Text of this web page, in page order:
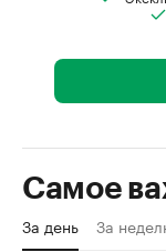
Самое
За день За